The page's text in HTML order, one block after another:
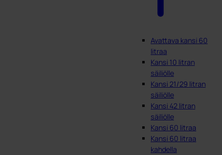
Avattava kansi 60
litraa
Kansi 10 litran
säiliölle
Kansi 21/29 litran
säiliölle
Kansi 42 litran
säiliölle
Kansi 60 litraa
Kansi 60 litraa
kahdella